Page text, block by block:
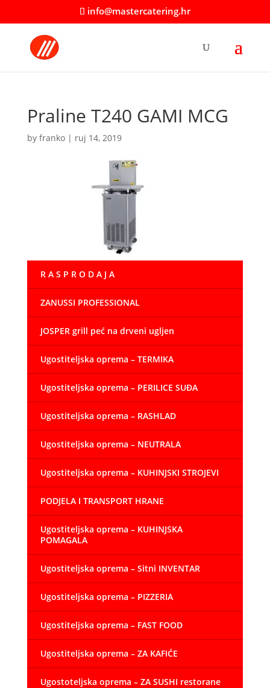
info@mastercatering.hr
Praline T240 GAMI MCG
by franko| ruj 14, 2019
R A S P R O D A J A
ZANUSSI PROFESSIONAL
JOSPER grill peć na drveni ugljen
Ugostiteljska oprema – TERMIKA
Ugostiteljska oprema – PERILICE SUĐA
Ugostiteljska oprema – RASHLAD
Ugostiteljska oprema – NEUTRALA
Ugostiteljska oprema – KUHINJSKI STROJEVI
PODJELA I TRANSPORT HRANE
Ugostiteljska oprema – KUHINJSKA
POMAGALA
Ugostiteljska oprema – Sitni INVENTAR
Ugostiteljska oprema – PIZZERIA
Ugostiteljska oprema – FAST FOOD
Ugostiteljska oprema – ZA KAFIĆE
Ugostoteljska oprema – ZA SUSHI restorane